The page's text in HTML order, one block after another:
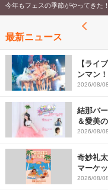
今年もフェスの季節がやってきた！
最新ニュース
【ライ
ンマン
＞
2026/08/
結那バ
＆愛美
2026/08/
奇妙礼
マーケ
早割チ
2026/08/